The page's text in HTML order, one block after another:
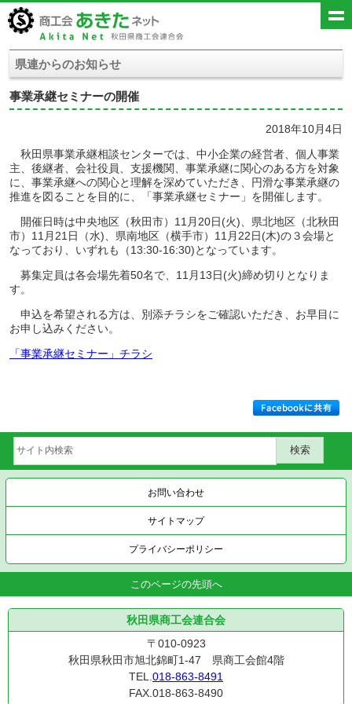
県連からのお知らせ
事業承継セミナーの開催
2018年10月4日
秋田県事業承継相談センターでは、中小企業の経営者、個人事業
主、後継者、会社役員、支援機関、事業承継に関心のある方を対象
に、事業承継への関心と理解を深めていただき、円滑な事業承継の
推進を図ることを目的に、「事業承継セミナー」を開催します。
開催日時は中央地区（秋田市）11月20日(火)、県北地区（北秋田
市）11月21日（水)、県南地区（横手市）11月22日(木)の３会場と
なっており、いずれも（13:30-16:30)となっています。
募集定員は各会場先着50名で、11月13日(火)締め切りとなりま
す。
申込を希望される方は、別添チラシをご確認いただき、お早目に
お申し込みください。
「事業承継セミナー」チラシ
お問い合わせ
サイトマップ
プライバシーポリシー
このページの先頭へ
秋田県商工会連合会
〒010-0923
秋田県秋田市旭北錦町1-47 県商工会館4階
TEL.018-863-8491
FAX.018-863-8490